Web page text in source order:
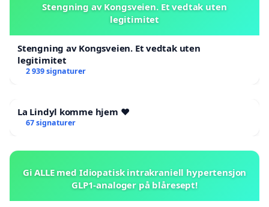
Stengning av Kongsveien. Et vedtak uten
legitimitet
Stengning av Kongsveien. Et vedtak uten
legitimitet
2 939 signaturer
La Lindyl komme hjem ❤️
67 signaturer
Gi ALLE med Idiopatisk intrakraniell hypertensjon
GLP1-analoger på blåresept!